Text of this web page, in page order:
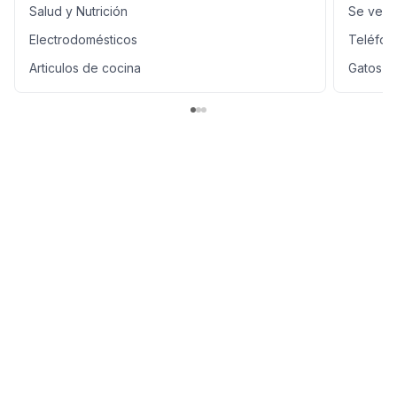
Salud y Nutrición
Electrodomésticos
Articulos de cocina
Se
Gatos